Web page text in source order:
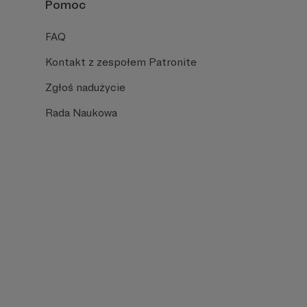
Pomoc
FAQ
Kontakt z zespołem Patronite
Zgłoś nadużycie
Rada Naukowa